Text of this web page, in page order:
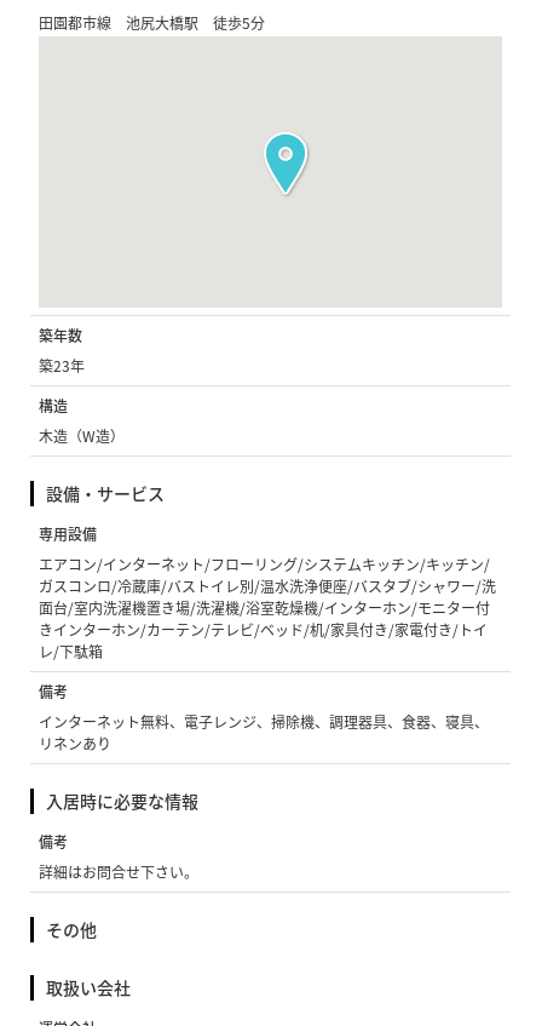
田園都市線 池尻大橋駅 徒歩5分
築年数
築23年
構造
木造（W造）
設備・サービス
専用設備
エアコン/インターネット/フローリング/システムキッチン/キッチン/
ガスコンロ/冷蔵庫/バストイレ別/温水洗浄便座/バスタブ/シャワー/洗
面台/室内洗濯機置き場/洗濯機/浴室乾燥機/インターホン/モニター付
きインターホン/カーテン/テレビ/ベッド/机/家具付き/家電付き/トイ
レ/下駄箱
備考
インターネット無料、電子レンジ、掃除機、調理器具、食器、寝具、
リネンあり
入居時に必要な情報
備考
詳細はお問合せ下さい。
その他
取扱い会社